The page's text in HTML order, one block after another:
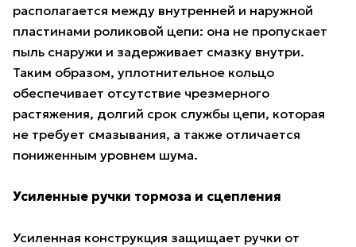
располагается между внутренней и наружной
пластинами роликовой цепи: она не пропускает
пыль снаружи и задерживает смазку внутри.
Таким образом, уплотнительное кольцо
обеспечивает отсутствие чрезмерного
растяжения, долгий срок службы цепи, которая
не требует смазывания, а также отличается
пониженным уровнем шума.
Усиленные ручки тормоза и сцепления
Усиленная конструкция защищает ручки от